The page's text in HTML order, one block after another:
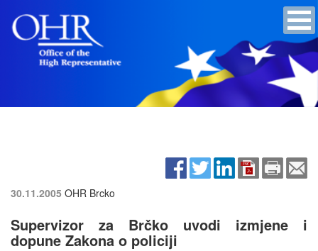
30.11.2005 OHR Brcko
Supervizor za Brčko uvodi izmjene i
dopune Zakona o policiji